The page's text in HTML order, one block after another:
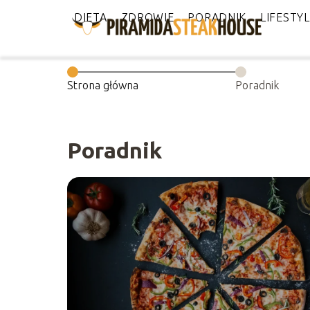
DIETA ZDROWIE PORADNIK
Strona główna Poradnik
Poradnik